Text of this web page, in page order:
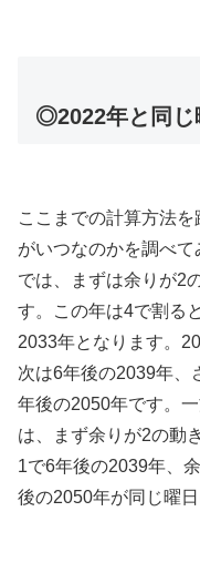
◎2022年と同じ
ここまでの計算方法
がいつなのかを調べ
では、まずは余りが2
す。この年は4で割る
2033年となります。
次は6年後の2039年、
年後の2050年です。
は、まず余りが2の動
1で6年後の2039年、
後の2050年が同じ曜